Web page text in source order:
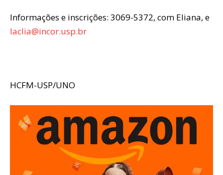
Informações e inscrições: 3069-5372, com Eliana, e
laclia@incor.usp.br
HCFM-USP/UNO